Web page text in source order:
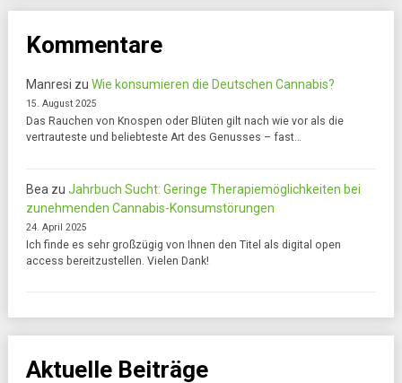
Kommentare
Manresi zu Wie konsumieren die Deutschen Cannabis?
15. August 2025
Das Rauchen von Knospen oder Blüten gilt nach wie vor als die
vertrauteste und beliebteste Art des Genusses – fast…
Bea zu Jahrbuch Sucht: Geringe Therapiemöglichkeiten bei
zunehmenden Cannabis-Konsumstörungen
24. April 2025
Ich finde es sehr großzügig von Ihnen den Titel als digital open
access bereitzustellen. Vielen Dank!
Aktuelle Beiträge